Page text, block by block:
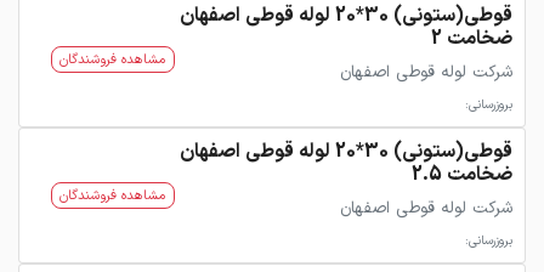
قوطی(ستونی) 30*20 لوله قوطی اصفهان
ضخامت 2
شرکت لوله قوطی اصفهان
بروزرسانی:
مشاهده فروشندگان
قوطی(ستونی) 30*20 لوله قوطی اصفهان
ضخامت 2.5
شرکت لوله قوطی اصفهان
بروزرسانی:
مشاهده فروشندگان